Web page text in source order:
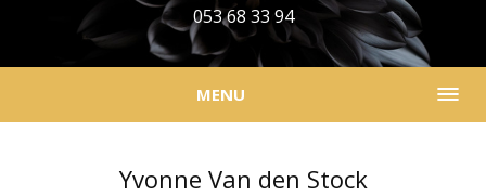
053 68 33 94
MENU
Yvonne Van den Stock